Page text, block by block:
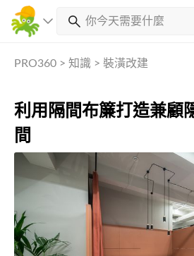
PRO360 > 知識 > 裝潢改建
利用隔間布簾打造兼顧
間